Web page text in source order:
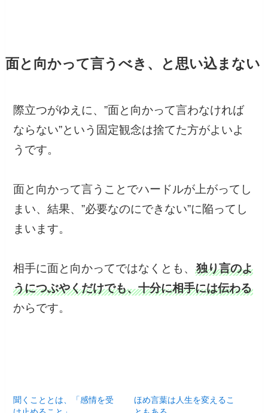
面と向かって言うべき、と思い込まない
際立つがゆえに、”面と向かって言わなければ
ならない”という固定観念は捨てた方がよいよ
うです。
面と向かって言うことでハードルが上がってし
まい、結果、”必要なのにできない”に陥ってし
まいます。
相手に面と向かってではなくとも、独り言のよ
うにつぶやくだけでも、十分に相手には伝わる
からです。
聞くこととは、「感情を受
ほめ言葉は人生を変えるこ